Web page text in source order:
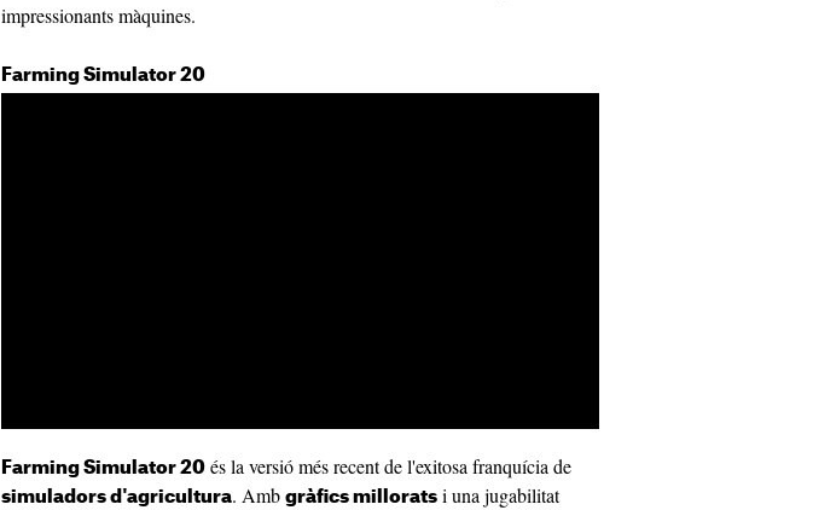
impressionants màquines.
Farming Simulator 20
Farming Simulator 20 és la versió més recent de l'exitosa franquícia de
simuladors d'agricultura. Amb gràfics millorats i una jugabilitat